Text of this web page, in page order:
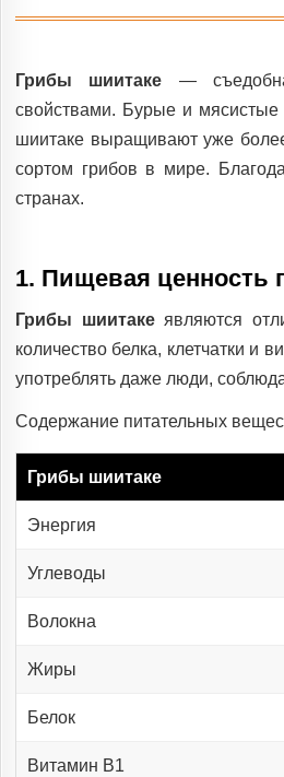
Грибы шиитаке —
свойствами. Бурые и мясистые
шиитаке выращивают уже
сортом грибов в мире.
странах.
1. Пищевая ценность
Грибы шиитакеявляются
количество белка, клетчатки и
употреблять даже люди,
Содержание питательных
Грибы шиитаке
Энергия
Углеводы
Волокна
Жиры
Белок
Витамин В1